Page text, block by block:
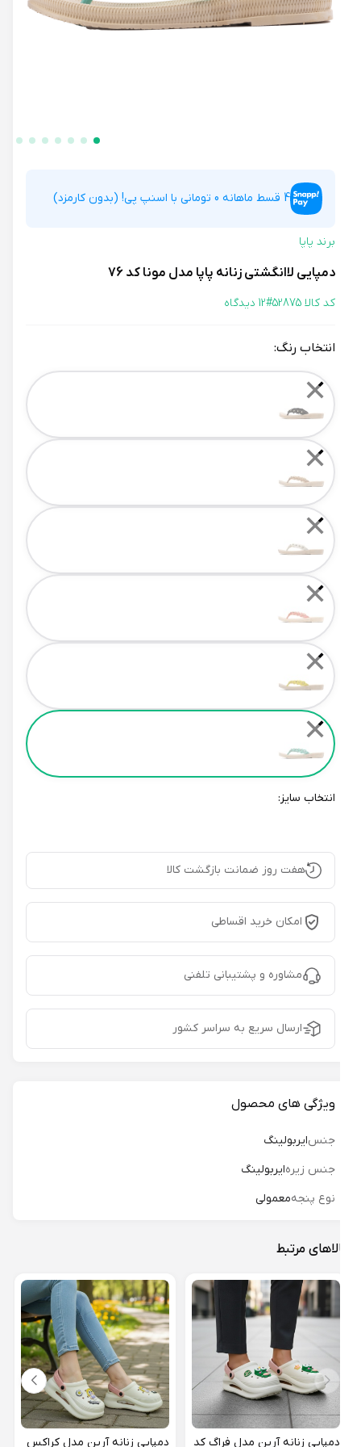
4 قسط ماهانه 0 تومانی با اسنپ پی! (بدون کارمزد)
برند پاپا
دمپایی لاانگشتی زنانه پاپا مدل مونا کد 76
کد کالا 52875# 12 دیدگاه
انتخاب رنگ:
Color
✕
✕
✕
✕
✕
✕
انتخاب سایز:
هفت روز ضمانت بازگشت کالا
امکان خرید اقساطی
مشاوره و پشتیبانی تلفنی
ارسال سریع به سراسر کشور
ویژگی های محصول
جنسایربولینگ
جنس زیره ایربولینگ
نوع پنجهمعمولی
مرتبط
دمپایی زنانه آرین مدل فراگ کد دمپایی زنانه آرین مدل کراکس